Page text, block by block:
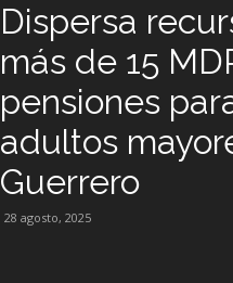
Dispersa
más de 15
pensiones
adultos
Guerrero
28 agosto, 2025